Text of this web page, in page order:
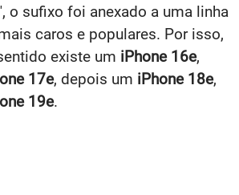
o sufixo foi anexado a uma linha
caros e populares. Por isso,
existe um iPhone 16e,
17e, depois um iPhone 18e,
19e.